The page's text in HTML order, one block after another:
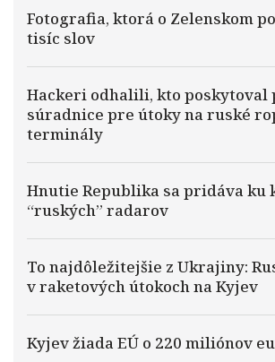
Fotografia, ktorá o Zelenskom
tisíc slov
Hackeri odhalili, kto poskytoval
súradnice pre útoky na ruské
terminály
Hnutie Republika sa pridáva
“ruských” radarov
To najdôležitejšie z Ukrajiny:
v raketových útokoch na Kyjev
Kyjev žiada EÚ o 220 miliónov